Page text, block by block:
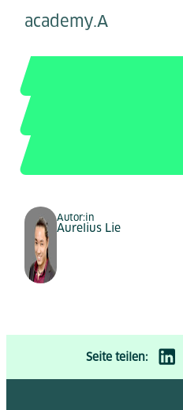
academy.A
Autor:in
Aurelius Lie
Seite teilen: